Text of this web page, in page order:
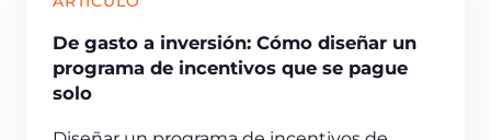
De gasto a inversión: Cómo diseñar un
programa de incentivos que se pague
solo